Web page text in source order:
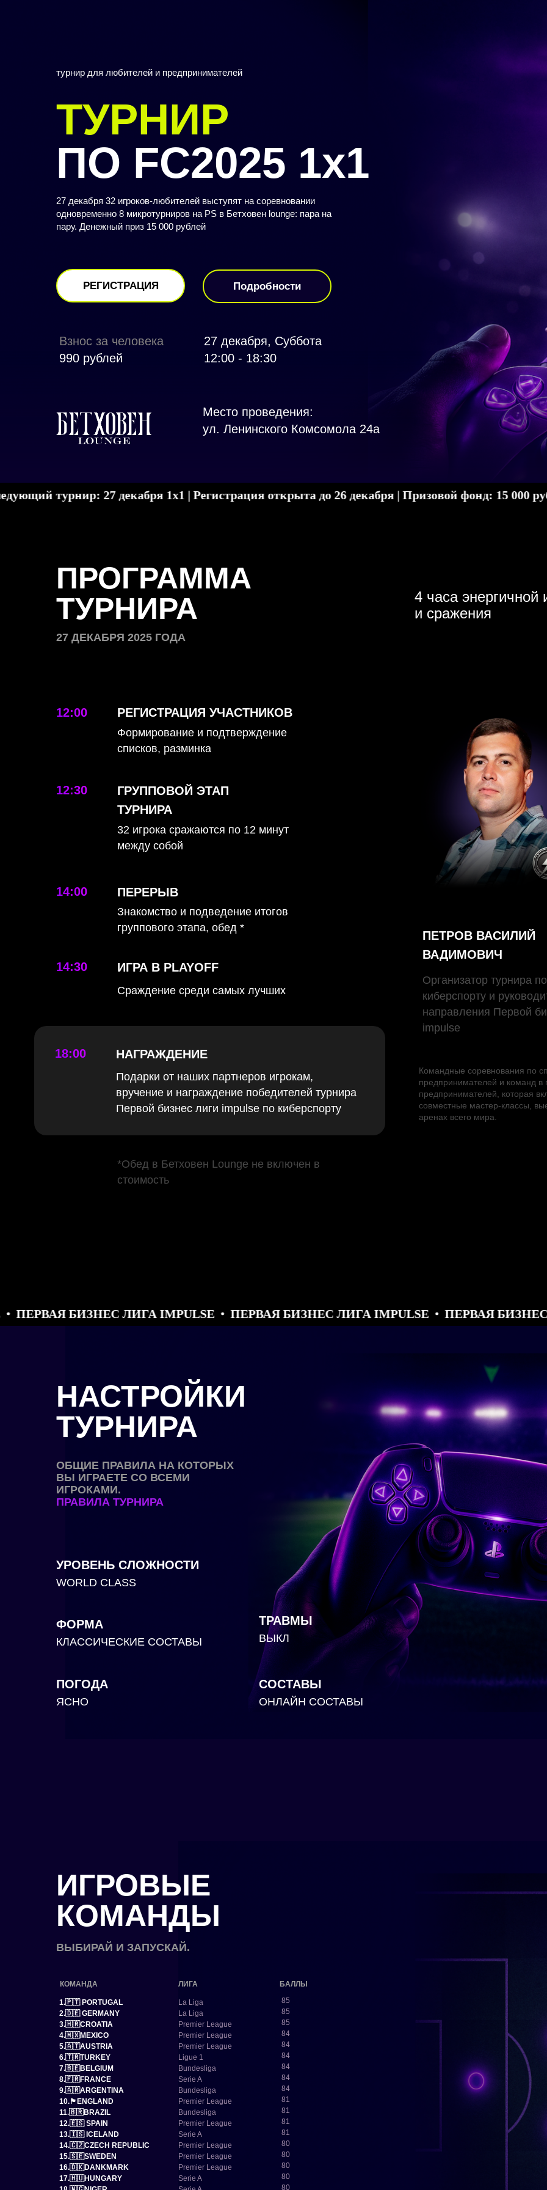
ТУРНИР
ПО FC2025 1x1
27 декабря 32 игроков-любителей выступят на соревновании
одновременно 8 микротурниров на PS в Бетховен lounge: пара на
пару. Денежный приз 15 000 рублей
Взнос за человека
990 рублей
27 декабря, Суббота
12:00 - 18:30
Место проведения:
ул. Ленинского Комсомола 24а
турнир для любителей и предпринимателей
РЕГИСТРАЦИЯ Подробности
27 декабря 1х1 | Регистрация открыта до 26 декабря | Призовой фонд: 15 000 руб
ПРОГРАММА
ТУРНИРА
4 часа энергичной
и сражения
27 ДЕКАБРЯ 2025 ГОДА
РЕГИСТРАЦИЯ УЧАСТНИКОВ
Формирование и подтверждение
списков, разминка
12:00
ГРУППОВОЙ ЭТАП
ТУРНИРА
ТУРНИРА
32 игрока сражаются по 12 минут
между собой
12:30
ПЕРЕРЫВ
Знакомство и подведение итогов
группового этапа, обед *
14:00
ИГРА В PLAYOFF
Сраждение среди самых лучших
14:30
НАГРАЖДЕНИЕ
Подарки от наших партнеров игрокам,
вручение и награждение победителей турнира
Первой бизнес лиги impulse по киберспорту
18:00
ПЕТРОВ ВАСИЛИЙ
ВАДИМОВИЧ
Организатор турнира по
киберспорту и
направления Первой
impulse
Командные соревнования по
предпринимателей и команд
предпринимателей, которая
совместные мастер-классы,
аренах всего мира.
*Обед в Бетховен Lounge не включен в
стоимость
БИЗНЕС ЛИГА IMPULSE ПЕРВАЯ БИЗНЕС ЛИГА IMPULSE ПЕРВАЯ БИЗНЕС ЛИГА
УРОВЕНЬ СЛОЖНОСТИ
WORLD CLASS
ФОРМА
КЛАССИЧЕСКИЕ СОСТАВЫ
ПОГОДА
ЯСНО
ТРАВМЫ
ВЫКЛ
СОСТАВЫ
ОНЛАЙН СОСТАВЫ
ОБЩИЕ ПРАВИЛА НА КОТОРЫХ
ВЫ ИГРАЕТЕ СО ВСЕМИ
ИГРОКАМИ.
ПРАВИЛА ТУРНИРА
НАСТРОЙКИ
ТУРНИРА
1.🇵🇹 PORTUGAL
2.🇩🇪 GERMANY
3.🇭🇷CROATIA
4.🇲🇽MEXICO
5.🇦🇹AUSTRIA
6.🇹🇷TURKEY
7.🇧🇪BELGIUM
8.🇫🇷FRANCE
9.🇦🇷ARGENTINA
10.🏴󠁧󠁢󠁥󠁮󠁧󠁿ENGLAND
11.🇧🇷BRAZIL
12.🇪🇸 SPAIN
13.🇮🇸 ICELAND
14.🇨🇿CZECH REPUBLIC
15.🇸🇪SWEDEN
16.🇩🇰DANKMARK
17.🇭🇺HUNGARY
КОМАНДА ЛИГА БАЛЛЫ
La Liga
La Liga
Premier League
Premier League
Premier League
Ligue 1
Bundesliga
Serie A
Bundesliga
Premier League
Bundesliga
Premier League
Serie A
Premier League
Premier League
Premier League
Serie A
85
85
85
84
84
84
84
84
84
81
81
81
81
80
80
80
80
80
ВЫБИРАЙ И ЗАПУСКАЙ.
ИГРОВЫЕ
КОМАНДЫ